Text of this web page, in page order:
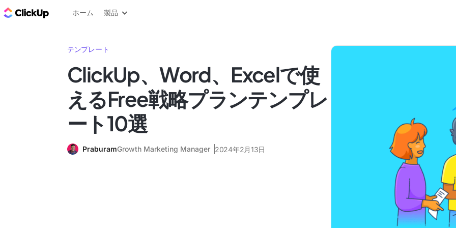
ClickUp ブログ
ホーム 製品
テンプレート
ClickUp、Word、Excelで使
えるFree戦略プランテンプレ
ート10選
PraburamGrowth Marketing Manager 2024年2月13日